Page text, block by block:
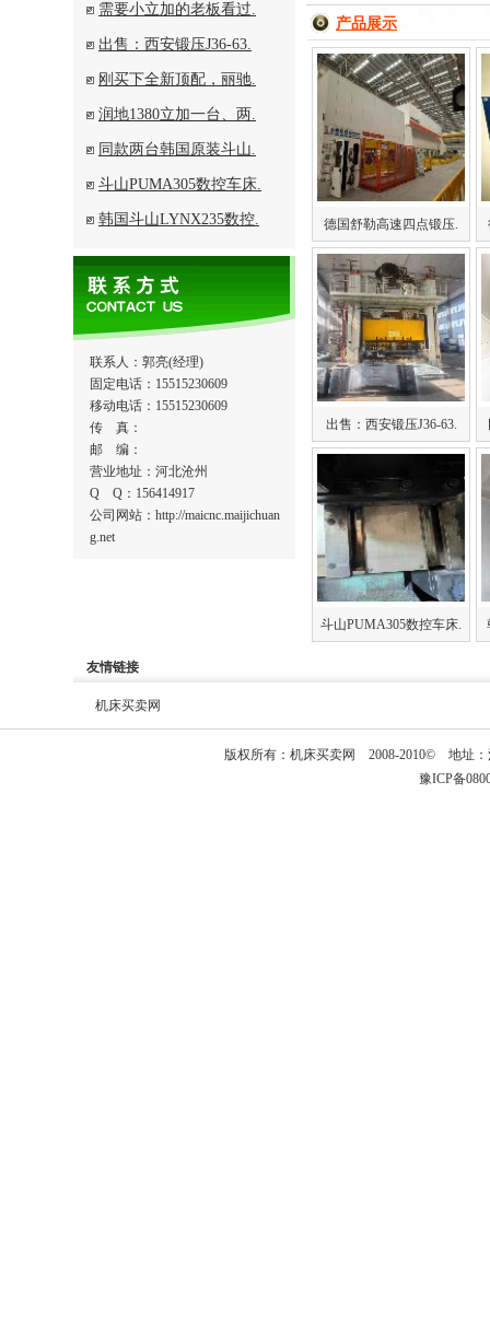
需要小立加的老板看过.
出售：西安锻压J36-63.
刚买下全新顶配，丽驰.
润地1380立加一台、两.
同款两台韩国原装斗山.
斗山PUMA305数控车床.
韩国斗山LYNX235数控.
联系人：郭亮(经理)
固定电话：15515230609
移动电话：15515230609
传 真：
邮 编：
营业地址：河北沧州
Q Q：156414917
公司网站：http://maicnc.maijichuan
g.net
产品展示
德国舒勒高速四点锻压.
出售：西安锻压J36-63.
斗山PUMA305数控车床.
友情链接
机床买卖网
版权所有： 机床买卖网
2008-2010© 地址：
豫ICP备